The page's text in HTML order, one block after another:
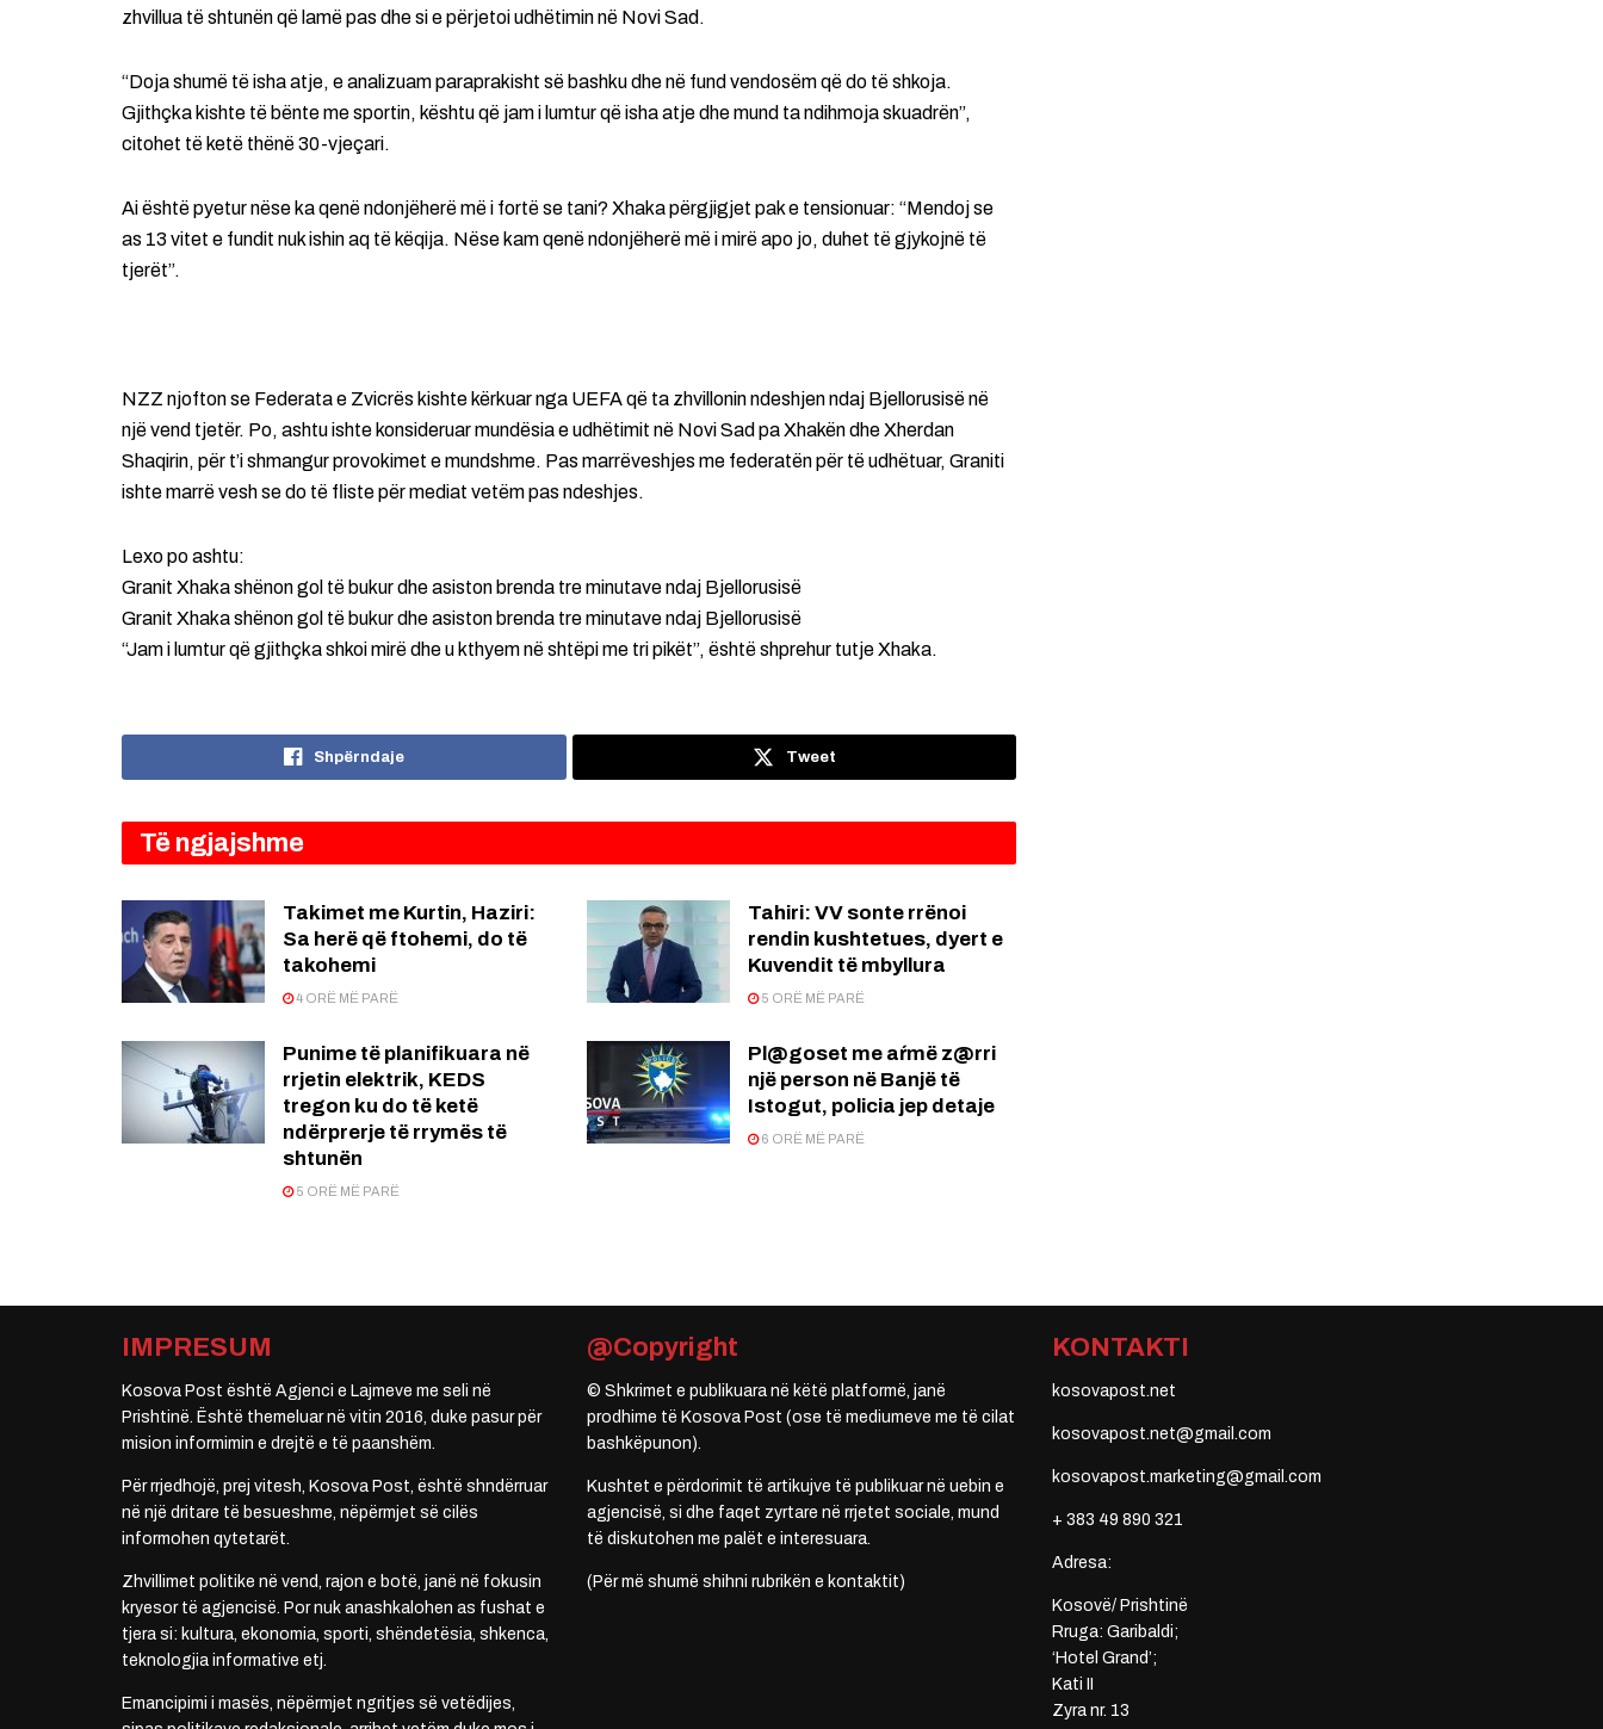
zhvillua të shtunën që lamë pas dhe si e përjetoi udhëtimin në Novi Sad.
“Doja shumë të isha atje, e analizuam paraprakisht së bashku dhe në fund vendosëm që do të shkoja.
Gjithçka kishte të bënte me sportin, kështu që jam i lumtur që isha atje dhe mund ta ndihmoja skuadrën”,
citohet të ketë thënë 30-vjeçari.
Ai është pyetur nëse ka qenë ndonjëherë më i fortë se tani? Xhaka përgjigjet pak e tensionuar: “Mendoj se
as 13 vitet e fundit nuk ishin aq të këqija. Nëse kam qenë ndonjëherë më i mirë apo jo, duhet të gjykojnë të
tjerët”.
NZZ njofton se Federata e Zvicrës kishte kërkuar nga UEFA që ta zhvillonin ndeshjen ndaj Bjellorusisë në
një vend tjetër. Po, ashtu ishte konsideruar mundësia e udhëtimit në Novi Sad pa Xhakën dhe Xherdan
Shaqirin, për t’i shmangur provokimet e mundshme. Pas marrëveshjes me federatën për të udhëtuar, Graniti
ishte marrë vesh se do të fliste për mediat vetëm pas ndeshjes.
Lexo po ashtu:
Granit Xhaka shënon gol të bukur dhe asiston brenda tre minutave ndaj Bjellorusisë
Granit Xhaka shënon gol të bukur dhe asiston brenda tre minutave ndaj Bjellorusisë
“Jam i lumtur që gjithçka shkoi mirë dhe u kthyem në shtëpi me tri pikët”, është shprehur tutje Xhaka.
Shpërndaje Tweet
Të ngjajshme
Takimet me Kurtin, Haziri:
Sa herë që ftohemi, do të
takohemi
4 ORË MË PARË
Tahiri: VV sonte rrënoi
rendin kushtetues, dyert e
Kuvendit të mbyllura
5 ORË MË PARË
Punime të planifikuara në
rrjetin elektrik, KEDS
tregon ku do të ketë
ndërprerje të rrymës të
shtunën
5 ORË MË PARË
Pl@goset me aŕmë z@rri
një person në Banjë të
Istogut, policia jep detaje
6 ORË MË PARË
IMPRESUM
Kosova Post është Agjenci e Lajmeve me seli në
Prishtinë. Është themeluar në vitin 2016, duke pasur për
mision informimin e drejtë e të paanshëm.
Për rrjedhojë, prej vitesh, Kosova Post, është shndërruar
në një dritare të besueshme, nëpërmjet së cilës
informohen qytetarët.
Zhvillimet politike në vend, rajon e botë, janë në fokusin
kryesor të agjencisë. Por nuk anashkalohen as fushat e
tjera si: kultura, ekonomia, sporti, shëndetësia, shkenca,
teknologjia informative etj.
Emancipimi i masës, nëpërmjet ngritjes së vetëdijes,
@Copyright
© Shkrimet e publikuara në këtë platformë, janë
prodhime të Kosova Post (ose të mediumeve me të cilat
bashkëpunon).
Kushtet e përdorimit të artikujve të publikuar në uebin e
agjencisë, si dhe faqet zyrtare në rrjetet sociale, mund
të diskutohen me palët e interesuara.
(Për më shumë shihni rubrikën e kontaktit)
KONTAKTI
kosovapost.net
kosovapost.net@gmail.com
kosovapost.marketing@gmail.com
+ 383 49 890 321
Adresa:
Kosovë/ Prishtinë
Rruga: Garibaldi;
‘Hotel Grand’;
Kati II
Zyra nr. 13